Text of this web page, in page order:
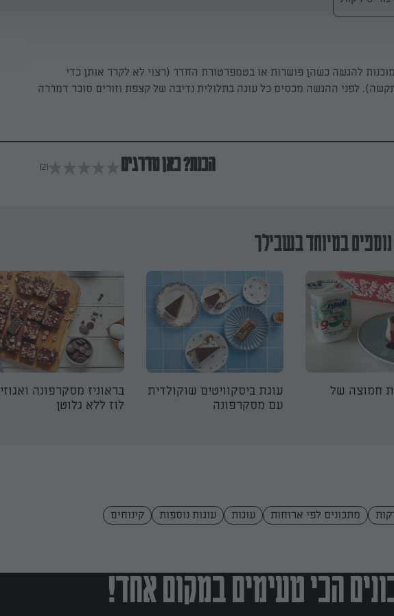
להגשה כשהן פושרות או בטמפרטורת החדר (רצוי לא לקרר אותן כדי
לפני ההגשה מכסים כל עוגה בתלולית נדיבה של קצפת וזורים סוכר דמררה
הכנת? כאן מדרגים (2)
במיוחד בשבילך
חמוצה של
עוגת ביסקוויטים שוקולדית
עם מסקרפונה
בראוניז מסקרפונה ואגוזי
לוז ללא גלוטן
מתכונים לפי ארוחות עוגות עוגות נוספות קינוחים
הכי טעימים במקום אחד!